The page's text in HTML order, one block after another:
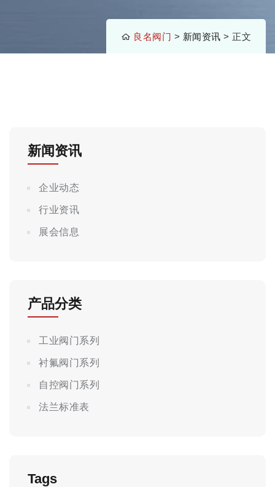
良名阀门 > 新闻资讯 > 正文
新闻资讯
企业动态
行业资讯
展会信息
产品分类
工业阀门系列
衬氟阀门系列
自控阀门系列
法兰标准表
Tags